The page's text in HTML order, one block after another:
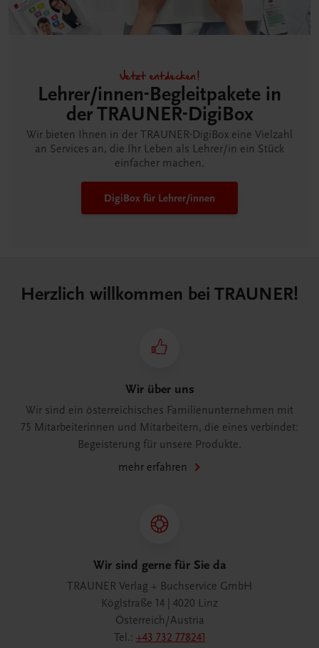
Jetzt entdecken!
Lehrer/innen-Begleitpakete in
der TRAUNER-DigiBox
Wir bieten Ihnen in der TRAUNER-DigiBox eine Vielzahl
an Services an, die Ihr Leben als Lehrer/in ein Stück
einfacher machen.
DigiBox für Lehrer/innen
Herzlich willkommen bei TRAUNER!
Wir über uns
Wir sind ein österreichisches Familienunternehmen mit
75 Mitarbeiterinnen und Mitarbeitern, die eines verbindet:
Begeisterung für unsere Produkte.
mehr erfahren
Wir sind gerne für Sie da
TRAUNER Verlag + Buchservice GmbH
Köglstraße 14 | 4020 Linz
Österreich/Austria
Tel.: +43 732 778241